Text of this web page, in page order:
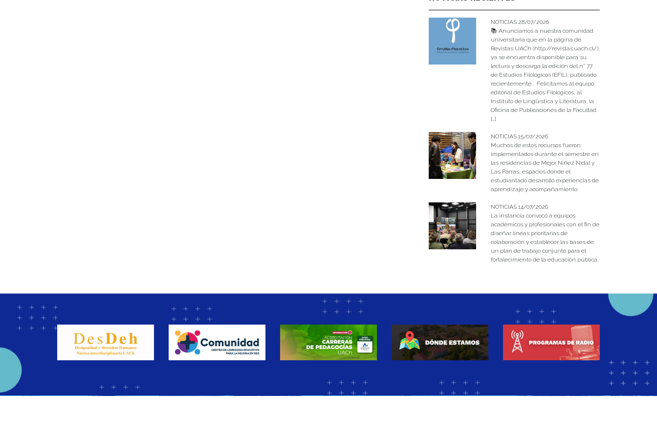
NOTICIAS 28/07/2026
📚 Anunciamos a nuestra comunidad
universitaria que en la página de
Revistas UACh (http://revistas.uach.cl/),
ya se encuentra disponible para su
lectura y descarga la edición del n° 77
de Estudios Filológicos (EFIL), publicado
recientemente. Felicitamos al equipo
editorial de Estudios Filológicos, al
Instituto de Lingüística y Literatura, la
Oficina de Publicaciones de la Facultad
[…]
NOTICIAS 15/07/2026
Muchos de estos recursos fueron
implementados durante el semestre en
las residencias de Mejor Niñez Nidal y
Las Parras, espacios donde el
estudiantado desarrolló experiencias de
aprendizaje y acompañamiento.
NOTICIAS 14/07/2026
La instancia convocó a equipos
académicos y profesionales con el fin de
diseñar líneas prioritarias de
colaboración y establecer las bases de
un plan de trabajo conjunto para el
fortalecimiento de la educación pública.